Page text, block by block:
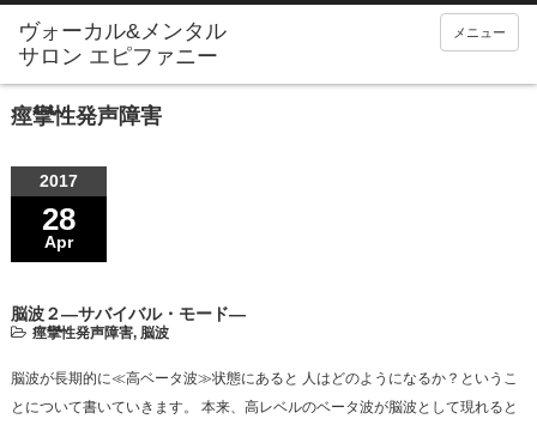
メニュー
痙攣性発声障害
2017
28
Apr
脳波２—サバイバル・モード—
痙攣性発声障害, 脳波
脳波が長期的に≪高ベータ波≫状態にあると 人はどのようになるか？というこ
とについて書いていきます。 本来、高レベルのベータ波が脳波として現れると